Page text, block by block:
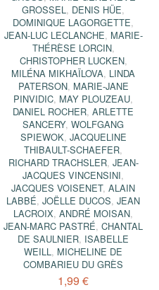
GROSSEL, DENIS HÜE,
DOMINIQUE LAGORGETTE,
JEAN-LUC LECLANCHE, MARIE-
THÉRÈSE LORCIN,
CHRISTOPHER LUCKEN,
MILÉNA MIKHAÏLOVA, LINDA
PATERSON, MARIE-JANE
PINVIDIC, MAY PLOUZEAU,
DANIEL ROCHER,ARLETTE
SANCERY,WOLFGANG
SPIEWOK, JACQUELINE
THIBAULT-SCHAEFER,
RICHARD TRACHSLER, JEAN-
JACQUES VINCENSINI,
JACQUES VOISENET,ALAIN
LABBÉ,JOËLLE DUCOS,JEAN
LACROIX,ANDRÉ MOISAN,
JEAN-MARC PASTRÉ,CHANTAL
DE SAULNIER, ISABELLE
WEILL, MICHELINE DE
COMBARIEU DU GRÈS
1,99 €